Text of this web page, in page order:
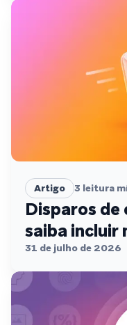
Artigo 3 leitura
Disparos
saiba incluir
31 de julho de 2026